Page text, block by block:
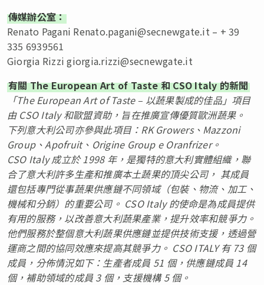
傳媒辦公室：
Renato Pagani Renato.pagani@secnewgate.it – + 39
335 6939561
Giorgia Rizzigiorgia.rizzi@secnewgate.it
有關 The European Art of Taste 和 CSO Italy 的新聞
「The European Art of Taste – 以蔬果製成的佳品」項目
由 CSO Italy 和歐盟資助，旨在推廣宣傳優質歐洲蔬果。
下列意大利公司亦參與此項目：RK Growers、Mazzoni
Group、Apofruit、Origine Group e Oranfrizer。
CSO Italy 成立於 1998 年，是獨特的意大利實體組織，聯
合了意大利許多生產和推廣本土蔬果的頂尖公司， 其成員
還包括專門從事蔬果供應鏈不同領域（包裝、物流、加工、
機械和分銷）的重要公司。 CSO Italy 的使命是為成員提供
有用的服務，以改善意大利蔬果產業，提升效率和競爭力。
他們服務於整個意大利蔬果供應鏈並提供技術支援，透過營
運商之間的協同效應來提高其競爭力。 CSO ITALY 有 73 個
成員，分佈情況如下：生產者成員 51 個，供應鏈成員 14
個，補助領域的成員 3 個，支援機構 5 個。